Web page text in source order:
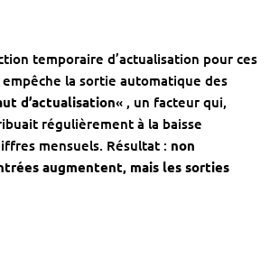
temporaire d’actualisation pour ces
la sortie automatique des
d’actualisation« , un facteur qui,
régulièrement à la baisse
mensuels. Résultat : non
augmentent, mais les sorties